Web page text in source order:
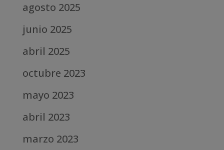
agosto 2025
junio 2025
abril 2025
octubre 2023
mayo 2023
abril 2023
marzo 2023